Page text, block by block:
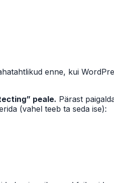
enne, kui
peale. Pärast
(vahel teeb ta seda ise):